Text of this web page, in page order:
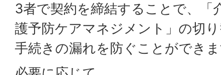
3者で契約を締結することで、「
護予防ケアマネジメント」の切
手続きの漏れを防ぐことができ